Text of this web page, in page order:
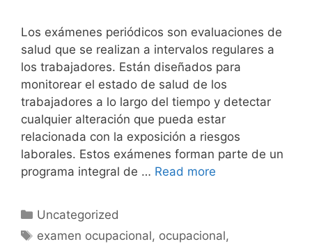
Los exámenes periódicos son evaluaciones de
salud que se realizan a intervalos regulares a
los trabajadores. Están diseñados para
monitorear el estado de salud de los
trabajadores a lo largo del tiempo y detectar
cualquier alteración que pueda estar
relacionada con la exposición a riesgos
laborales. Estos exámenes forman parte de un
programa integral de … Read more
Uncategorized
examen ocupacional, ocupacional,